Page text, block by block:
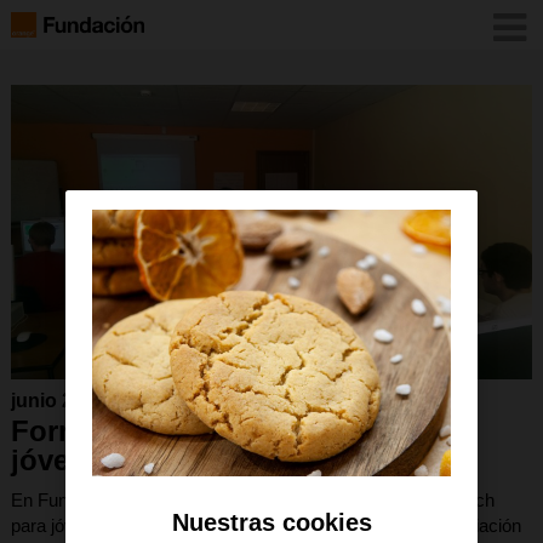
junio 2016
Formación en Scratch para
jóvenes con Asperger
En Fundación Orange impulsamos una formación en Scratch
para jóvenes con Asperger. Con la colaboración de la Asociación
Nuestras cookies